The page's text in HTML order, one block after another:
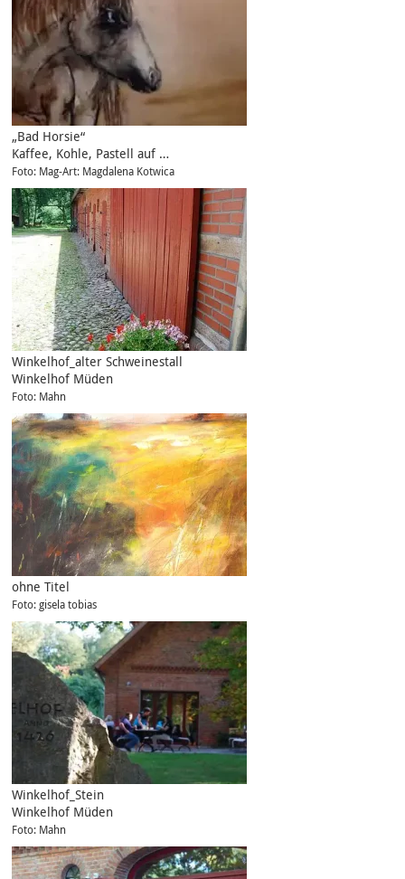
„Bad Horsie“
Kaffee, Kohle, Pastell auf …
Foto: Mag-Art: Magdalena Kotwica
Winkelhof_alter Schweinestall
Winkelhof Müden
Foto: Mahn
ohne Titel
Foto: gisela tobias
Winkelhof_Stein
Winkelhof Müden
Foto: Mahn